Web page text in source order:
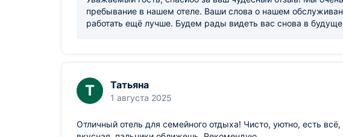
пребывание в нашем отеле. Ваши слова о нашем
работать ещё лучше. Будем рады видеть вас снова в
Т Татьяна
1 августа 2025
Отличный отель для семейного отдыха! Чисто, уютно, есть